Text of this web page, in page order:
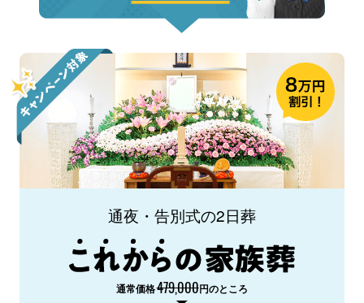
通夜・告別式の2日葬
通常価格479,000円のところ